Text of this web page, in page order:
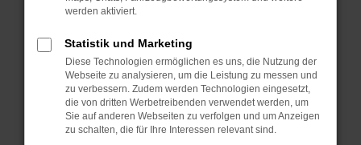
Probleme zu beheben.
Betriebssystem auf dem neuesten Stand
sind.
Veraltete Software birgt nicht nur ein
Sicherheitsrisiko, sondern kann auch dazu
führen, dass bestimmte Funktionen nicht mehr
unterstützt werden.
werden aktiviert.
Statistik und Marketing
Diese Technologien ermöglichen es uns, die Nutzung der
Webseite zu analysieren, um die Leistung zu messen und
zu verbessern. Zudem werden Technologien eingesetzt,
die von dritten Werbetreibenden verwendet werden, um
Sie auf anderen Webseiten zu verfolgen und um Anzeigen
zu schalten, die für Ihre Interessen relevant sind.